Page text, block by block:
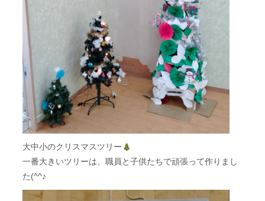
大中小のクリスマスツリー
一番大きいツリーは、職員と子供たちで頑張って作りまし
た(^^♪